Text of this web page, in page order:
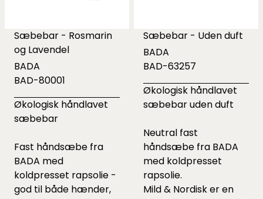
Sæbebar - Rosmarin
og Lavendel
BADA
BAD-80001
Økologisk håndlavet
sæbebar
Fast håndsæbe fra
BADA med
koldpresset rapsolie -
god til både hænder,
Sæbebar - Uden duft
BADA
BAD-63257
Økologisk håndlavet
sæbebar uden duft
Neutral fast
håndsæbe fra BADA
med koldpresset
rapsolie.
Mild & Nordisk er en